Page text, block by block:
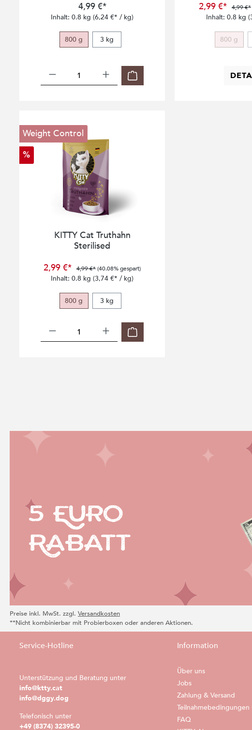
4,99 €*
Inhalt: 0.8 kg (6,24 €* / kg)
800 g 3 kg
2,99 €* 4,99 €*
Inhalt: 0.8 kg
800 g
(Diese
Weight Control
%
KITTY Cat Truthahn
Sterilised
2,99 €*
4,99 €*(40.08% gespart)
Inhalt: 0.8 kg (3,74 €* / kg)
800 g 3 kg
5 Euro
Rabatt
Preise inkl. MwSt. zzgl. Versandkosten
**Nicht kombinierbar mit Probierboxen oder anderen Aktionen.
Service-Hotline
Unterstützung und Beratung unter
info@ktty.cat
info@dggy.dog
Telefonisch unter
+49 (8374) 32395-0
Information
Über uns
Jobs
Zahlung & Versand
Teilnahmebedingungen
FAQ